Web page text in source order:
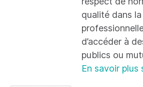
qualité dans
d’accéder à
publics ou
En savoir plus